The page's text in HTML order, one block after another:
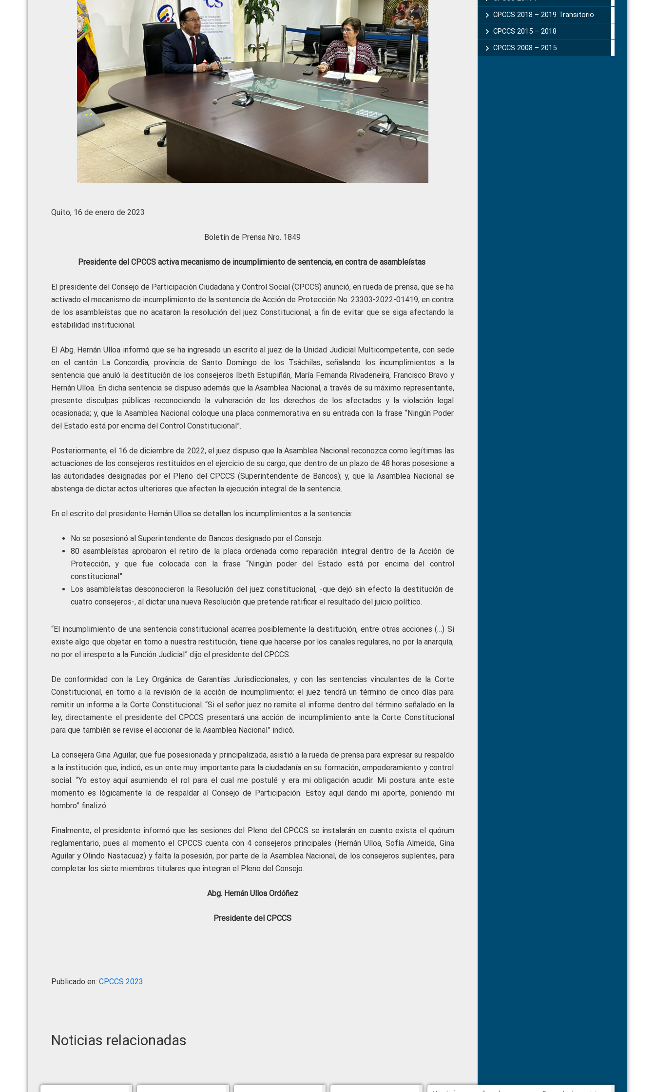
Quito, 16 de enero de 2023
Boletín de Prensa Nro. 1849
Presidente del CPCCS activa mecanismo de incumplimiento de sentencia, en contra de asambleístas
El presidente del Consejo de Participación Ciudadana y Control Social (CPCCS) anunció, en rueda de prensa, que se ha
activado el mecanismo de incumplimiento de la sentencia de Acción de Protección No. 23303-2022-01419, en contra
de los asambleístas que no acataron la resolución del juez Constitucional, a fin de evitar que se siga afectando la
estabilidad institucional.
El Abg. Hernán Ulloa informó que se ha ingresado un escrito al juez de la Unidad Judicial Multicompetente, con sede
en el cantón La Concordia, provincia de Santo Domingo de los Tsáchilas, señalando los incumplimientos a la
sentencia que anuló la destitución de los consejeros Ibeth Estupiñán, María Fernanda Rivadeneira, Francisco Bravo y
Hernán Ulloa. En dicha sentencia se dispuso además que la Asamblea Nacional, a través de su máximo representante,
presente disculpas públicas reconociendo la vulneración de los derechos de los afectados y la violación legal
ocasionada; y, que la Asamblea Nacional coloque una placa conmemorativa en su entrada con la frase “Ningún Poder
del Estado está por encima del Control Constitucional”.
Posteriormente, el 16 de diciembre de 2022, el juez dispuso que la Asamblea Nacional reconozca como legítimas las
actuaciones de los consejeros restituidos en el ejercicio de su cargo; que dentro de un plazo de 48 horas posesione a
las autoridades designadas por el Pleno del CPCCS (Superintendente de Bancos); y, que la Asamblea Nacional se
abstenga de dictar actos ulteriores que afecten la ejecución integral de la sentencia.
En el escrito del presidente Hernán Ulloa se detallan los incumplimientos a la sentencia:
No se posesionó al Superintendente de Bancos designado por el Consejo.
80 asambleístas aprobaron el retiro de la placa ordenada como reparación integral dentro de la Acción de
Protección, y que fue colocada con la frase “Ningún poder del Estado está por encima del control
constitucional”.
Los asambleístas desconocieron la Resolución del juez constitucional, -que dejó sin efecto la destitución de
cuatro consejeros-, al dictar una nueva Resolución que pretende ratificar el resultado del juicio político.
“El incumplimiento de una sentencia constitucional acarrea posiblemente la destitución, entre otras acciones (…) Si
existe algo que objetar en torno a nuestra restitución, tiene que hacerse por los canales regulares, no por la anarquía,
no por el irrespeto a la Función Judicial” dijo el presidente del CPCCS.
De conformidad con la Ley Orgánica de Garantías Jurisdiccionales, y con las sentencias vinculantes de la Corte
Constitucional, en torno a la revisión de la acción de incumplimiento: el juez tendrá un término de cinco días para
remitir un informe a la Corte Constitucional. “Si el señor juez no remite el informe dentro del término señalado en la
ley, directamente el presidente del CPCCS presentará una acción de incumplimiento ante la Corte Constitucional
para que también se revise el accionar de la Asamblea Nacional” indicó.
La consejera Gina Aguilar, que fue posesionada y principalizada, asistió a la rueda de prensa para expresar su respaldo
a la institución que, indicó, es un ente muy importante para la ciudadanía en su formación, empoderamiento y control
social. “Yo estoy aquí asumiendo el rol para el cual me postulé y era mi obligación acudir. Mi postura ante este
momento es lógicamente la de respaldar al Consejo de Participación. Estoy aquí dando mi aporte, poniendo mi
hombro” finalizó.
Finalmente, el presidente informó que las sesiones del Pleno del CPCCS se instalarán en cuanto exista el quórum
reglamentario, pues al momento el CPCCS cuenta con 4 consejeros principales (Hernán Ulloa, Sofía Almeida, Gina
Aguilar y Olindo Nastacuaz) y falta la posesión, por parte de la Asamblea Nacional, de los consejeros suplentes, para
completar los siete miembros titulares que integran el Pleno del Consejo.
Abg. Hernán Ulloa Ordóñez
Presidente del CPCCS
Publicado en: CPCCS 2023
Noticias relacionadas
CPCCS 2018 – 2019 Transitorio
CPCCS 2015 – 2018
CPCCS 2008 – 2015